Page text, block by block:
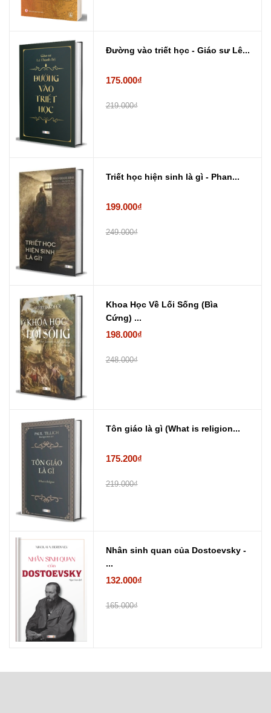
Đường vào triết học - Giáo sư Lê...
175.000₫
219.000₫
Triết học hiện sinh là gì - Phan...
199.000₫
249.000₫
Khoa Học Về Lối Sống (Bìa
Cứng) ...
198.000₫
248.000₫
Tôn giáo là gì (What is religion...
175.200₫
219.000₫
Nhân sinh quan của Dostoevsky -
...
132.000₫
165.000₫